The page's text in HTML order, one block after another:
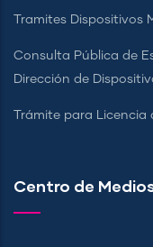
Tramites Dispositivos
Consulta Pública de
Dirección de
Trámite para
Centro de